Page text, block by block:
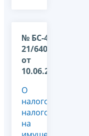
№ БС-4-
21/6409@
от
10.06.2024
О
налогообложении
налогом
на